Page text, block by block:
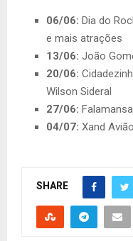
06/06: Dia do
e mais atrações
13/06: João
20/06:
Wilson Sideral
27/06:
04/07: Xand
SHARE